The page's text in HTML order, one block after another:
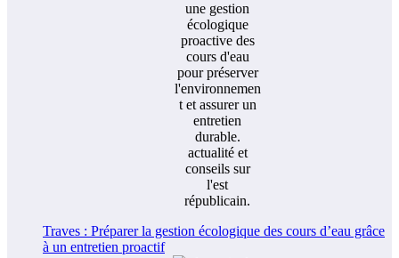
Traves : Préparer la gestion écologique des cours d’eau grâce
à un entretien proactif